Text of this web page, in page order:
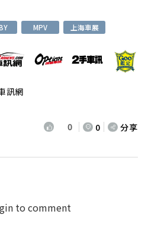
MPV 上海車展
訊網
0 0 分享
to comment